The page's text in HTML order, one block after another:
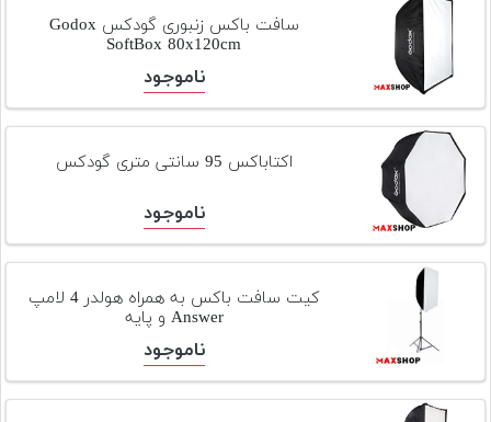
بله
سافت باکس زنبوری گودکس Godox
SoftBox 80x120cm
ناموجود
اکتاباکس 95 سانتی متری گودکس
ناموجود
کیت سافت باکس به همراه هولدر 4 لامپ
Answer و پایه
ناموجود